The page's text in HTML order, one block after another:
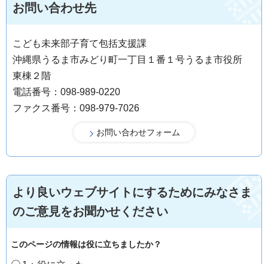
お問い合わせ先
こども未来部子育て包括支援課
沖縄県うるま市みどり町一丁目１番１号うるま市役所
東棟２階
電話番号：098-989-0220
ファクス番号：098-979-7026
より良いウェブサイトにするためにみなさま
のご意見をお聞かせください
このページの情報は役に立ちましたか？